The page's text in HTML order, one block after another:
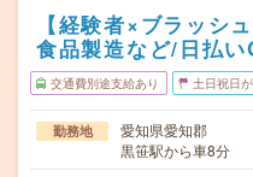
【経験者×ブラッシ
食品製造など/日払い
交通費別途支給あり 土日祝日
勤務地
愛知県愛知郡
黒笹駅から車8分